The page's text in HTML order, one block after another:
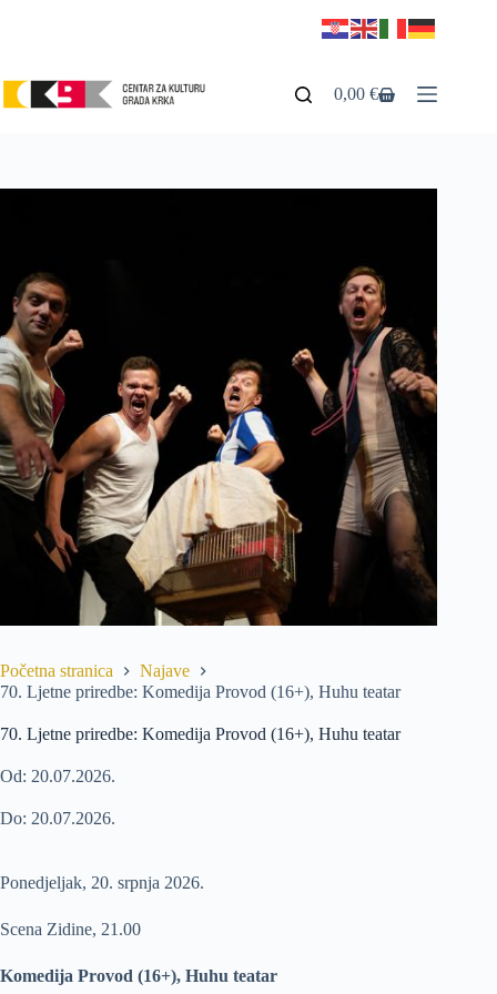
0,00€
Početna stranica
Najave
70. Ljetne priredbe: Komedija Provod (16+), Huhu teatar
70. Ljetne priredbe: Komedija Provod (16+), Huhu teatar
Od: 20.07.2026.
Do: 20.07.2026.
Ponedjeljak, 20. srpnja 2026.
Scena Zidine, 21.00
Komedija Provod (16+), Huhu teatar